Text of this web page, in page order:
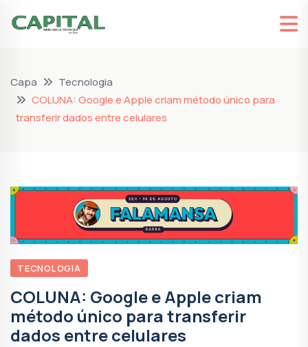
Capa
Tecnologia
COLUNA: Google e Apple criam método único para
transferir dados entre celulares
TECNOLOGIA
COLUNA: Google e Apple criam
método único para transferir
dados entre celulares